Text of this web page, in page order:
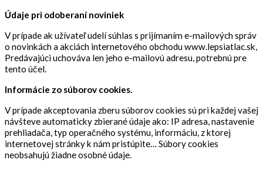
Údaje pri odoberaní noviniek
V prípade ak užívateľ udelí súhlas s prijímaním e-mailových správ
o novinkách a akciách internetového obchodu www.lepsiatlac.sk,
Predávajúci uchováva len jeho e-mailovú adresu, potrebnú pre
tento účel.
Informácie zo súborov cookies.
V prípade akceptovania zberu súborov cookies sú pri každej vašej
návšteve automaticky zbierané údaje ako: IP adresa, nastavenie
prehliadača, typ operačného systému, informáciu, z ktorej
internetovej stránky k nám pristúpite… Súbory cookies
neobsahujú žiadne osobné údaje.